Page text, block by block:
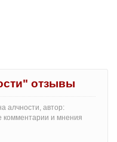
отзывы
алчности, автор:
комментарии и мнения